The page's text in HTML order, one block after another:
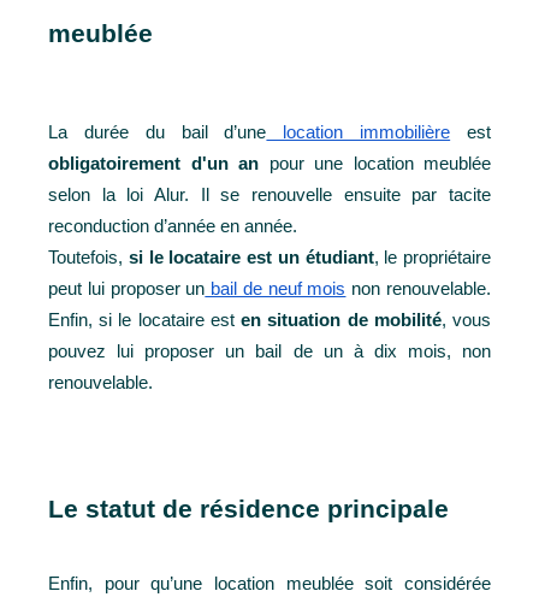
meublée
La durée du bail d’une location immobilière
obligatoirement d'un an pour une location meublée
selon la loi Alur. Il se renouvelle ensuite par tacite
reconduction d’année en année.
Toutefois, si le locataire est un étudiant, le propriétaire
peut lui proposer un bail de neuf mois non renouvelable.
Enfin, si le locataire est en situation de mobilité, vous
pouvez lui proposer un bail de un à dix mois, non
renouvelable.
Le statut de résidence principale
Enfin, pour qu’une location meublée soit considérée